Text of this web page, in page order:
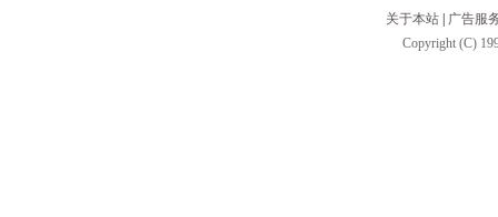
关于本站
广告服
Copyright (C)